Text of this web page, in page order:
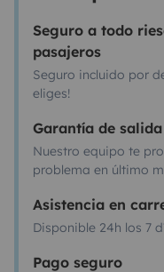
Seguro a todo
pasajeros
Seguro incluido por
eliges!
Garantía de salida
Nuestro equipo te
problema en último
Asistencia en
Disponible 24h los 7
Pago seguro